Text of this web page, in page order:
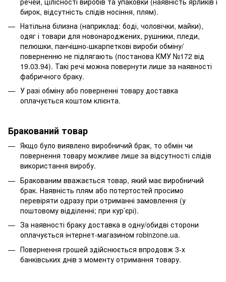
бирок, відсутність слідів носіння, плям).
Натільна білизна (наприклад: боді, чоловічки, майки),
одяг і товари для новонароджених, рушники, пледи,
пелюшки, панчішно-шкарпеткові вироби обміну/
поверненню не підлягають (постанова КМУ №172 від
19.03.94). Такі речі можна повернути лише за наявності
фабричного браку.
У разі обміну або поверненні товару доставка
оплачується коштом клієнта.
Бракований товар
Якщо було виявлено виробничий брак, то обмін чи
повернення товару можливе лише за відсутності слідів
використання виробу.
Бракованим вважається товар, який має виробничий
брак. Наявність плям або потертостей просимо
перевіряти одразу при отриманні замовлення (у
поштовому відділенні; при кур’єрі).
За наявності браку доставка в одну/обидві сторони
оплачується інтернет-магазином robinzone.ua.
Повернення грошей здійснюється впродовж 3-х
банківських днів з моменту отримання товару.